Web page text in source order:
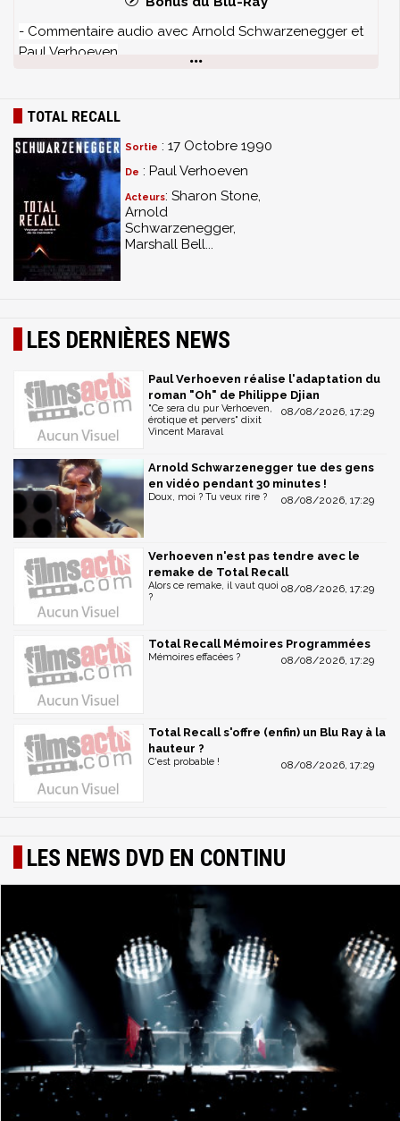
- Commentaire audio avec Arnold Schwarzenegger et
Paul Verhoeven
- concept art
- "Vision of Mars" : featurette
- photos de production
- Modèles & squelettes: les effets spéciaux de Total
- bande-annonce
TOTAL RECALL
Sortie : 17 Octobre 1990
De : Paul Verhoeven
Acteurs: Sharon Stone,
Arnold
Schwarzenegger,
Marshall Bell...
LES DERNIÈRES NEWS
Paul Verhoeven réalise l'adaptation du
roman "Oh" de Philippe Djian
08/08/2026, 17:29
"Ce sera du pur Verhoeven,
érotique et pervers" dixit
Vincent Maraval
Arnold Schwarzenegger tue des gens
en vidéo pendant 30 minutes !
08/08/2026, 17:29
Doux, moi ? Tu veux rire ?
Verhoeven n'est pas tendre avec le
remake de Total Recall
08/08/2026, 17:29
Alors ce remake, il vaut quoi
?
Total Recall Mémoires Programmées
08/08/2026, 17:29
Mémoires effacées ?
Total Recall s'offre (enfin) un Blu Ray à la
hauteur ?
08/08/2026, 17:29
C'est probable !
LES NEWS DVD EN CONTINU